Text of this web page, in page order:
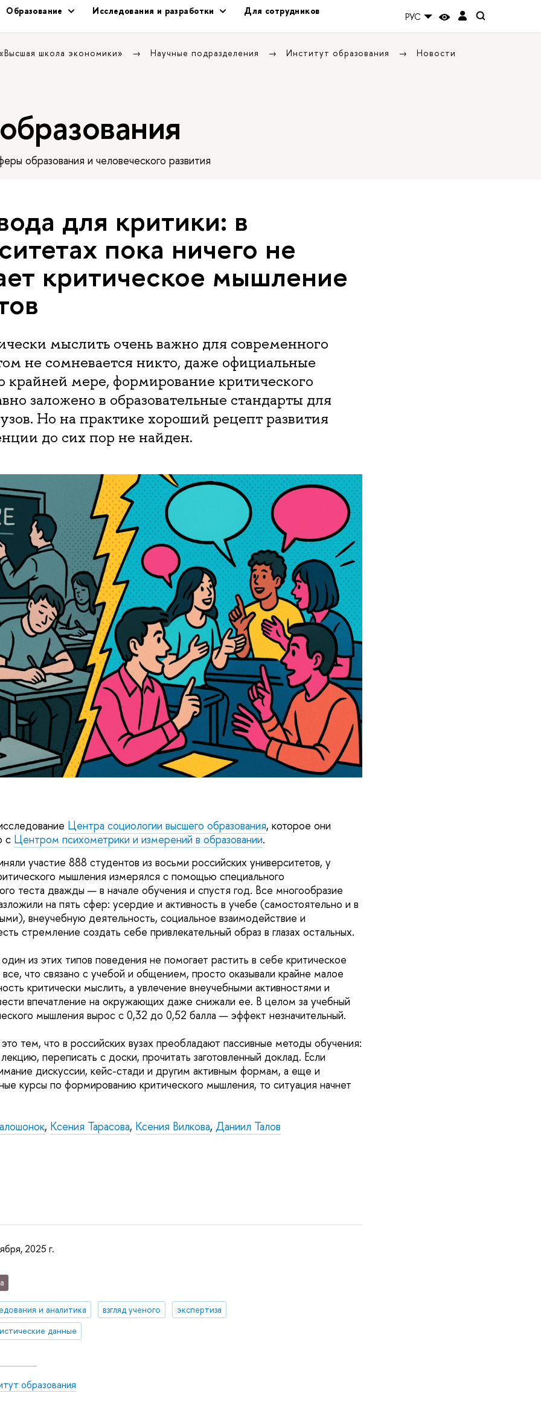
Образование Исследования и разработки Для сотрудников РУС
школа экономики» Научные подразделения Институт образования Новости
образования и человеческого развития
для критики: в
пока ничего не
критическое мышление
мыслить очень важно для современного
не сомневается никто, даже официальные
крайней мере, формирование критического
заложено в образовательные стандарты для
Но на практике хороший рецепт развития
до сих пор не найден.
Центра социологии высшего образования, которое они
с Центром психометрики и измерений в образовании.
участие 888 студентов из восьми российских университетов, у
мышления измерялся с помощью специального
теста дважды — в начале обучения и спустя год. Все многообразие
на пять сфер: усердие и активность в учебе (самостоятельно и в
внеучебную деятельность, социальное взаимодействие и
стремление создать себе привлекательный образ в глазах остальных.
из этих типов поведения не помогает растить в себе критическое
что связано с учебой и общением, просто оказывали крайне малое
критически мыслить, а увлечение внеучебными активностями и
впечатление на окружающих даже снижали ее. В целом за учебный
мышления вырос с 0,32 до 0,52 балла — эффект незначительный.
тем, что в российских вузах преобладают пассивные методы обучения:
переписать с доски, прочитать заготовленный доклад. Если
дискуссии, кейс-стади и другим активным формам, а еще и
курсы по формированию критического мышления, то ситуация начнет
, Ксения Тарасова, Ксения Вилкова, Даниил Талов
2025 г.
и аналитика взгляд ученого
экспертиза
данные
образования